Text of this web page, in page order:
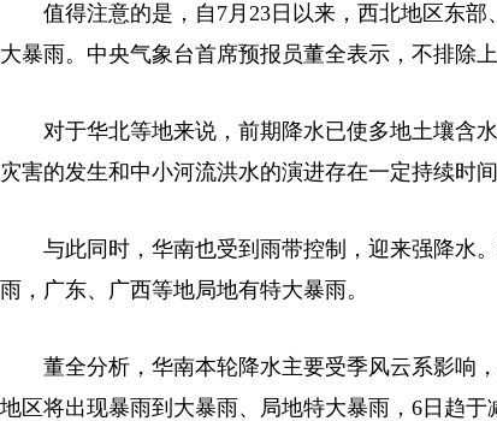
值得注意的是，自7月23日以来，西北地区东部
大暴雨。中央气象台首席预报员董全表示，不排除
对于华北等地来说，前期降水已使多地土壤含水
灾害的发生和中小河流洪水的演进存在一定持续时
与此同时，华南也受到雨带控制，迎来强降水。
雨，广东、广西等地局地有特大暴雨。
董全分析，华南本轮降水主要受季风云系影响，
地区将出现暴雨到大暴雨、局地特大暴雨，6日趋于